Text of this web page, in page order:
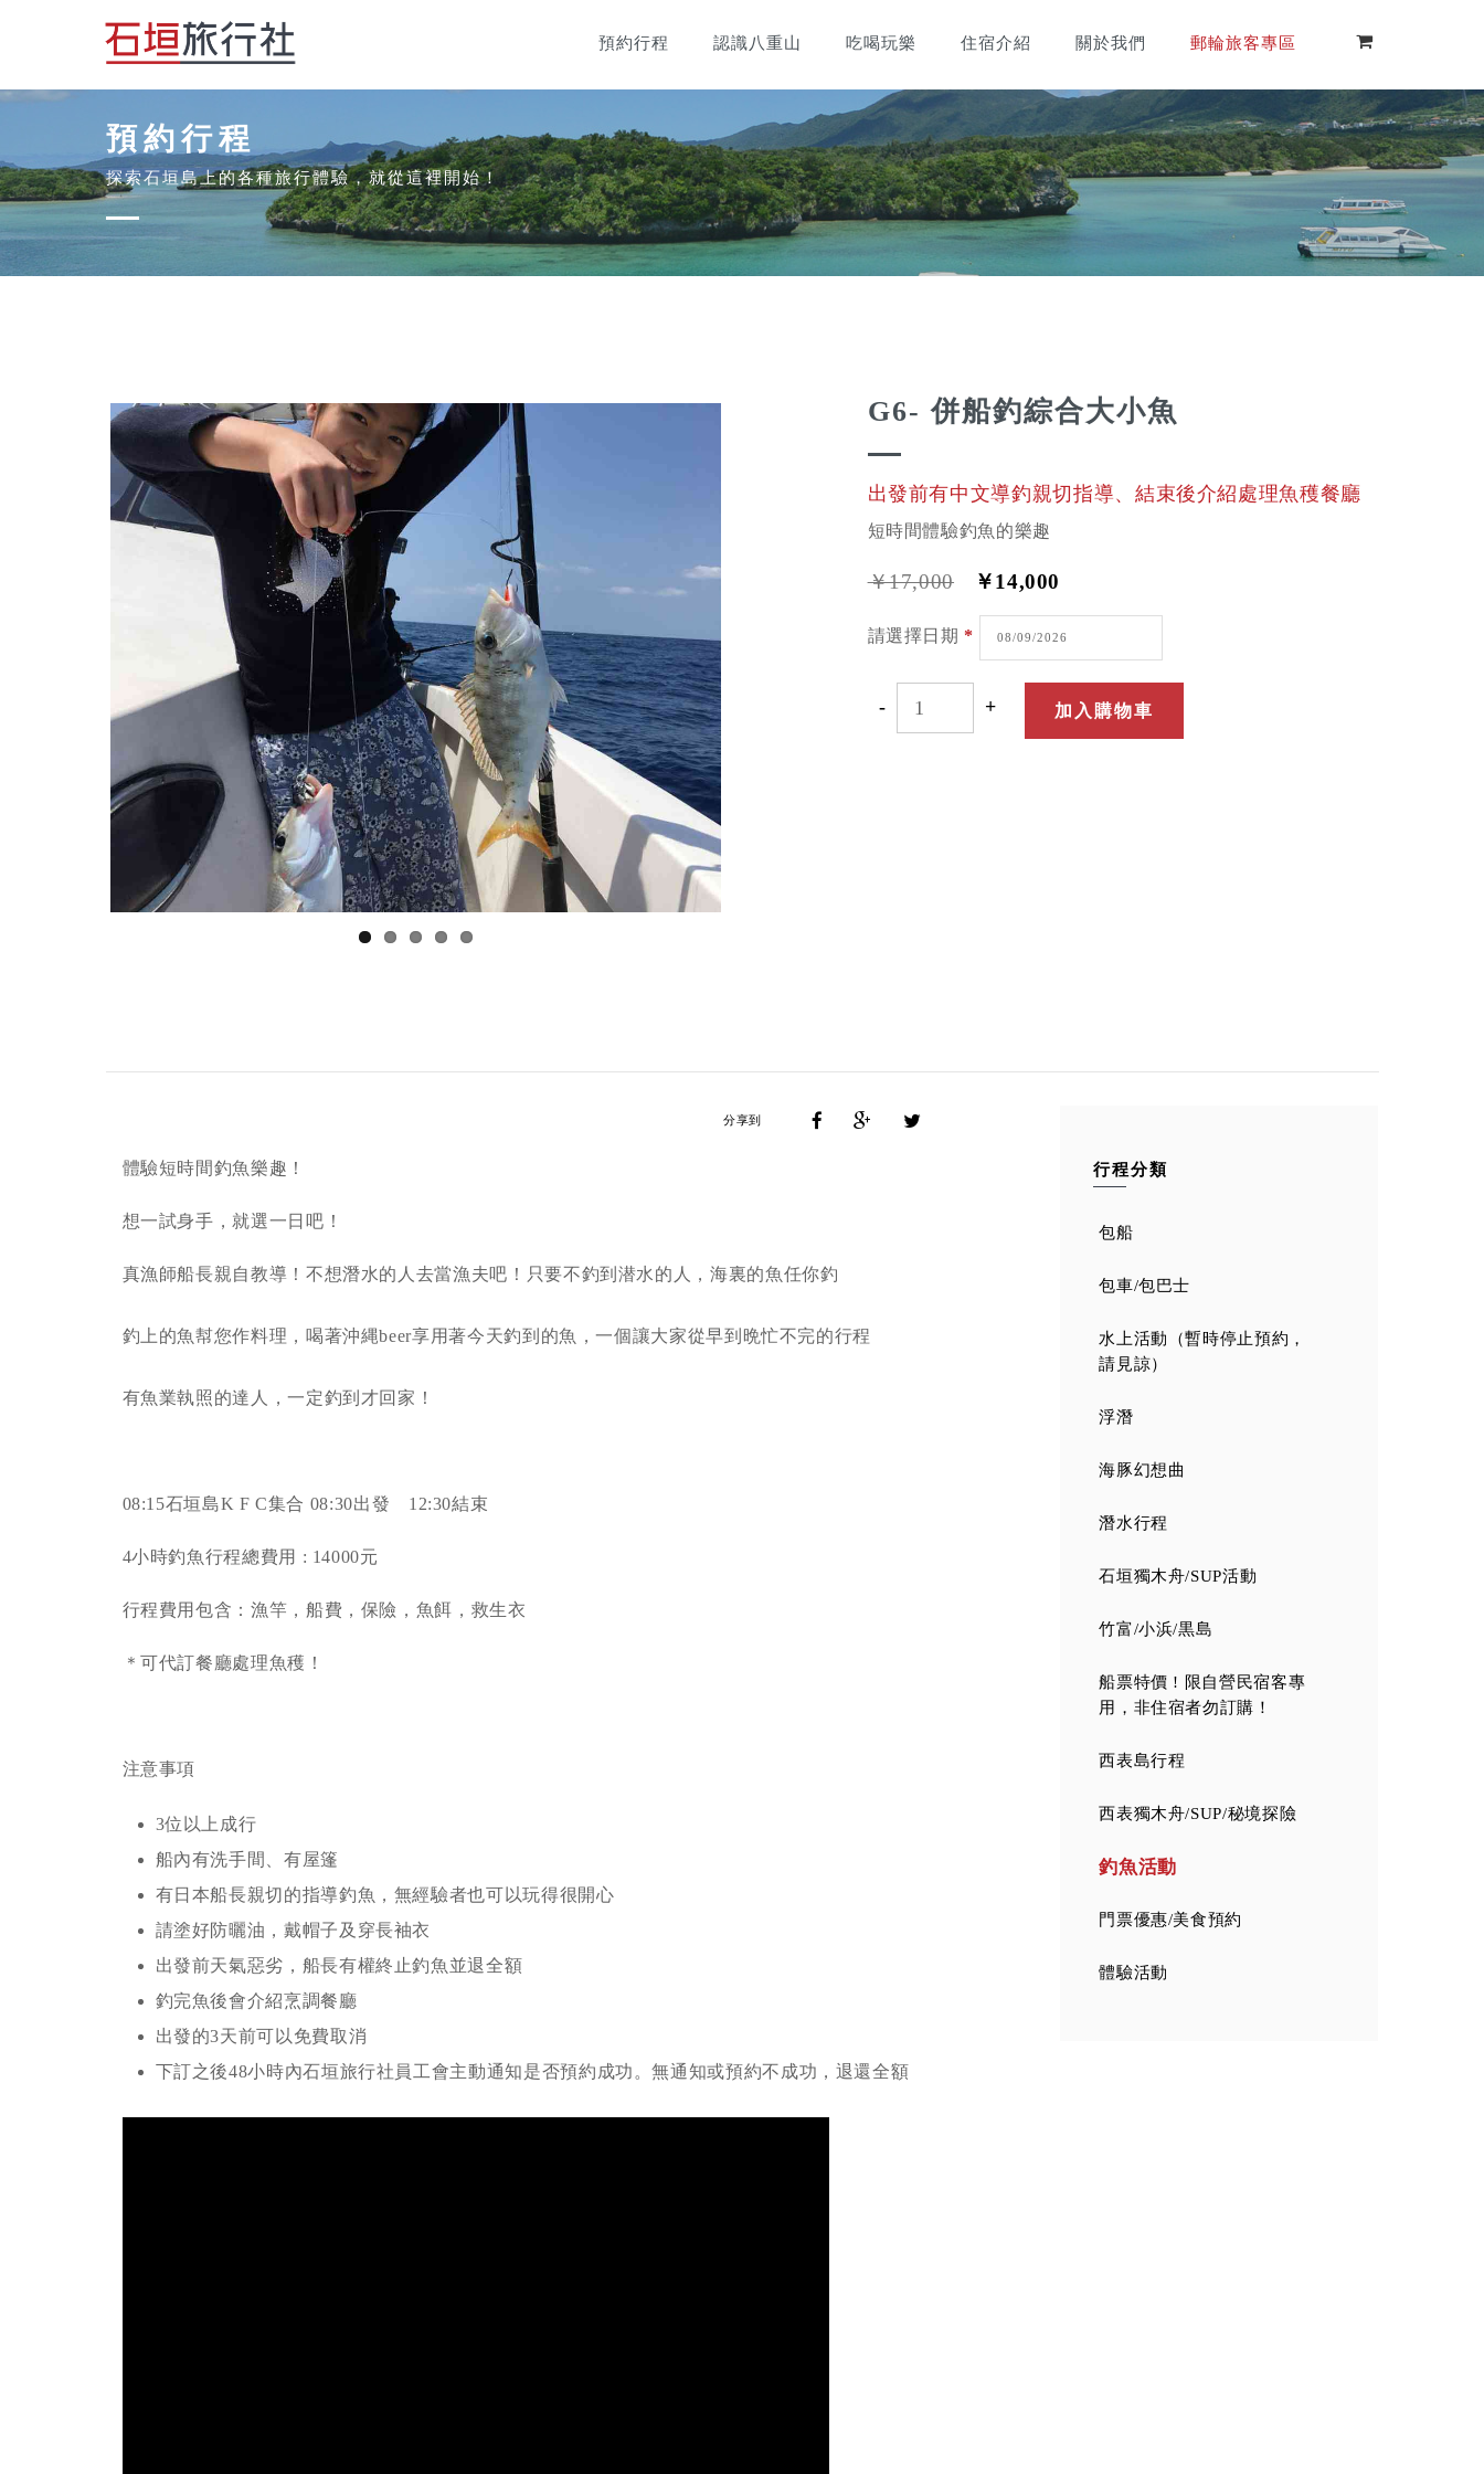
預約行程 認識八重山 吃喝玩樂 住宿介紹 關於我們 郵輪旅客專區
預約行程
探索石垣島上的各種旅行體驗，就從這裡開始！
G6- 併船釣綜合大小魚
出發前有中文導釣親切指導、結束後介紹處理魚穫餐廳
短時間體驗釣魚的樂趣
￥17,000 ￥14,000
請選擇日期 *
- +
分享到
體驗短時間釣魚樂趣！
想一試身手，就選一日吧！
真漁師船長親自教導！不想潛水的人去當漁夫吧！只要不釣到潜水的人，海裏的魚任你釣
釣上的魚幇您作料理，喝著沖縄beer享用著今天釣到的魚，一個讓大家從早到晩忙不完的行程
有魚業執照的達人，一定釣到才回家！
08:15石垣島K F C集合 08:30出發 12:30結束
4小時釣魚行程總費用 : 14000元
行程費用包含：漁竿，船費，保險，魚餌，救生衣
＊可代訂餐廳處理魚穫！
注意事項
3位以上成行
船內有洗手間、有屋篷
有日本船長親切的指導釣魚，無經驗者也可以玩得很開心
請塗好防曬油，戴帽子及穿長袖衣
出發前天氣惡劣，船長有權終止釣魚並退全額
釣完魚後會介紹烹調餐廳
出發的3天前可以免費取消
下訂之後48小時內石垣旅行社員工會主動通知是否預約成功。無通知或預約不成功，退還全額
行程分類
包船
包車/包巴士
水上活動（暫時停止預約，
請見諒）
浮潛
海豚幻想曲
潛水行程
石垣獨木舟/SUP活動
竹富/小浜/黒島
船票特價 ! 限自營民宿客專
用，非住宿者勿訂購！
西表島行程
西表獨木舟/SUP/秘境探險
釣魚活動
門票優惠/美食預約
體驗活動